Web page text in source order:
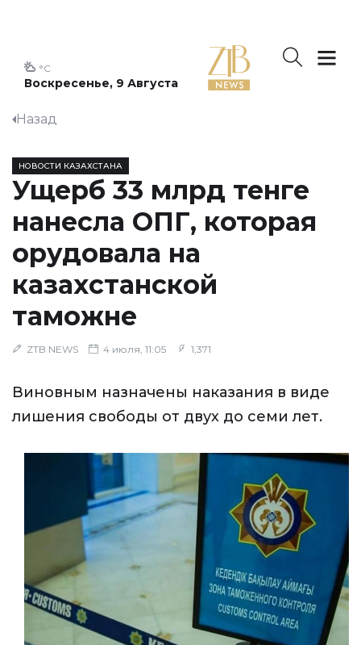
Воскресенье, 9 Августа
°C
Назад
НОВОСТИ КАЗАХСТАНА
Ущерб 33 млрд тенге
нанесла ОПГ, которая
орудовала на
казахстанской
таможне
ZTB NEWS 4 июля, 11:05 1,371
Виновным назначены наказания в виде
лишения свободы от двух до семи лет.